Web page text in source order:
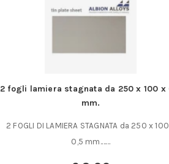
2 fogli lamiera stagnata da 250 x 100 x
mm.
2 FOGLI DI LAMIERA STAGNATA da 250 x
0,5 mm.……